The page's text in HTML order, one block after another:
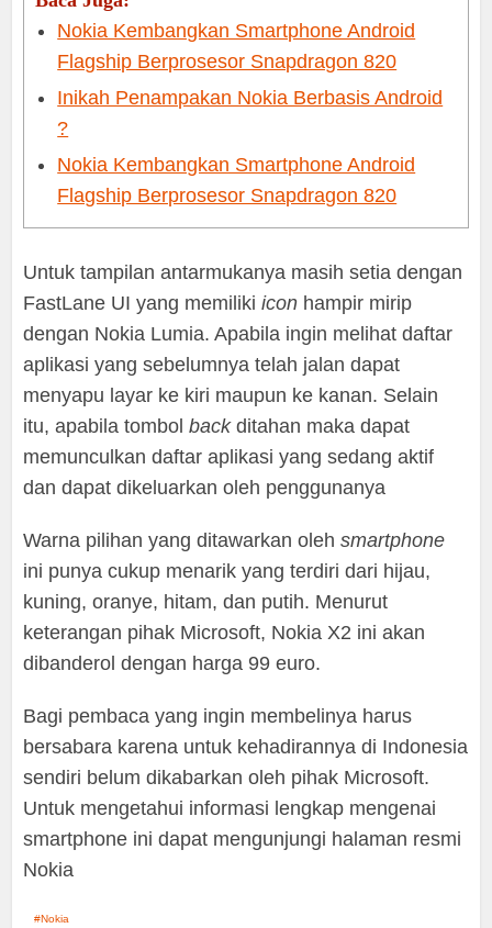
Nokia Kembangkan Smartphone Android
Flagship Berprosesor Snapdragon 820
Inikah Penampakan Nokia Berbasis Android
?
Nokia Kembangkan Smartphone Android
Flagship Berprosesor Snapdragon 820
Untuk tampilan antarmukanya masih setia dengan
FastLane UI yang memilikiicon hampir mirip
dengan Nokia Lumia. Apabila ingin melihat daftar
aplikasi yang sebelumnya telah jalan dapat
menyapu layar ke kiri maupun ke kanan. Selain
itu, apabila tombolbackditahan maka dapat
memunculkan daftar aplikasi yang sedang aktif
dan dapat dikeluarkan oleh penggunanya
Warna pilihan yang ditawarkan olehsmartphone
ini punya cukup menarik yang terdiri dari hijau,
kuning, oranye, hitam, dan putih. Menurut
keterangan pihak Microsoft, Nokia X2 ini akan
dibanderol dengan harga 99 euro.
Bagi pembaca yang ingin membelinya harus
bersabara karena untuk kehadirannya di Indonesia
sendiri belum dikabarkan oleh pihak Microsoft.
Untuk mengetahui informasi lengkap mengenai
smartphone ini dapat mengunjungi halaman resmi
Nokia
Nokia